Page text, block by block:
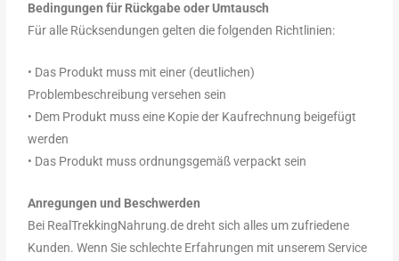
Bedingungen für Rückgabe oder Umtausch
Für alle Rücksendungen gelten die folgenden Richtlinien:
• Das Produkt muss mit einer (deutlichen)
Problembeschreibung versehen sein
• Dem Produkt muss eine Kopie der Kaufrechnung beigefügt
werden
• Das Produkt muss ordnungsgemäß verpackt sein
Anregungen und Beschwerden
Bei RealTrekkingNahrung.de dreht sich alles um zufriedene
Kunden. Wenn Sie schlechte Erfahrungen mit unserem Service